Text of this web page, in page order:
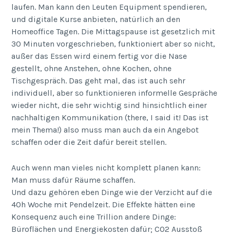
laufen. Man kann den Leuten Equipment spendieren,
und digitale Kurse anbieten, natürlich an den
Homeoffice Tagen. Die Mittagspause ist gesetzlich mit
30 Minuten vorgeschrieben, funktioniert aber so nicht,
außer das Essen wird einem fertig vor die Nase
gestellt, ohne Anstehen, ohne Kochen, ohne
Tischgespräch. Das geht mal, das ist auch sehr
individuell, aber so funktionieren informelle Gespräche
wieder nicht, die sehr wichtig sind hinsichtlich einer
nachhaltigen Kommunikation (there, I said it! Das ist
mein Thema!) also muss man auch da ein Angebot
schaffen oder die Zeit dafür bereit stellen.
Auch wenn man vieles nicht komplett planen kann:
Man muss dafür Räume schaffen.
Und dazu gehören eben Dinge wie der Verzicht auf die
40h Woche mit Pendelzeit. Die Effekte hätten eine
Konsequenz auch eine Trillion andere Dinge:
Büroflächen und Energiekosten dafür; CO2 Ausstoß